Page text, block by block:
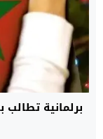
برلمانية تطالب